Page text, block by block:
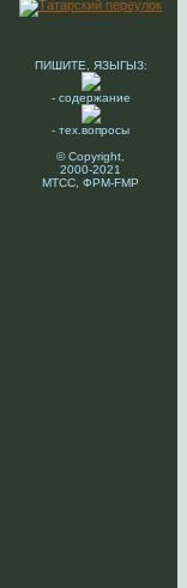
ПИШИТЕ, ЯЗЫГЫЗ:
- содержание
- тех.вопросы
© Copyright,
2000-2021
МТСС, ФРМ-FMP